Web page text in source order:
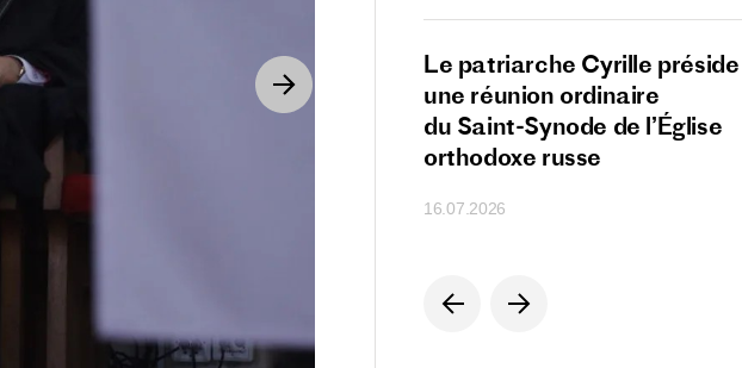
Message de Sa Sainteté
le patriarche Cyrille
Le patriarche Cyrille préside
une réunion ordinaire
du Saint-Synode de l’Église
orthodoxe russe
16.07.2026